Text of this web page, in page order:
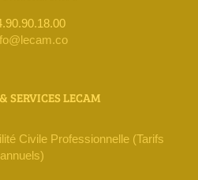
SERVICES LECAM
Civile Professionnelle (Tarifs
annuels)